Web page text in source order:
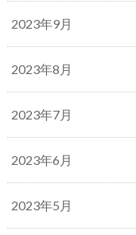
2023年9月
2023年8月
2023年7月
2023年6月
2023年5月